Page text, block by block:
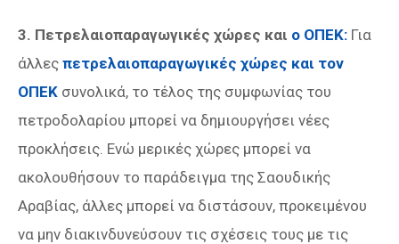
3. Πετρελαιοπαραγωγικές χώρες και ο ΟΠΕΚ: Για
άλλες πετρελαιοπαραγωγικές χώρες και τον
ΟΠΕΚ συνολικά, το τέλος της συμφωνίας του
πετροδολαρίου μπορεί να δημιουργήσει νέες
προκλήσεις. Ενώ μερικές χώρες μπορεί να
ακολουθήσουν το παράδειγμα της Σαουδικής
Αραβίας, άλλες μπορεί να διστάσουν, προκειμένου
να μην διακινδυνεύσουν τις σχέσεις τους με τις